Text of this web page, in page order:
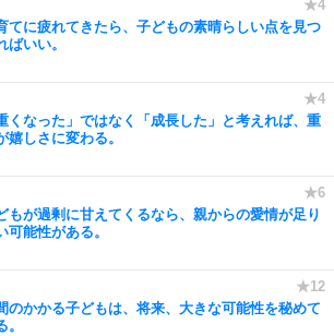
てに疲れてきたら、子どもの素晴らしい点を見つ
ばいい。
くなった」ではなく「成長した」と考えれば、重
嬉しさに変わる。
もが過剰に甘えてくるなら、親からの愛情が足り
可能性がある。
のかかる子どもは、将来、大きな可能性を秘めて
。